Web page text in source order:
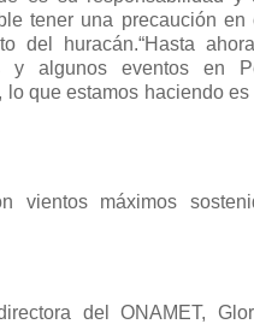
tener una precaución en
del huracán.“Hasta
y algunos eventos en
lo que estamos haciendo
vientos máximos
del ONAMET,